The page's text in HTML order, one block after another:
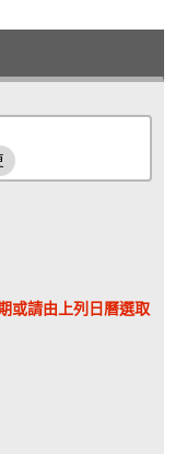
或請由上列日曆選取